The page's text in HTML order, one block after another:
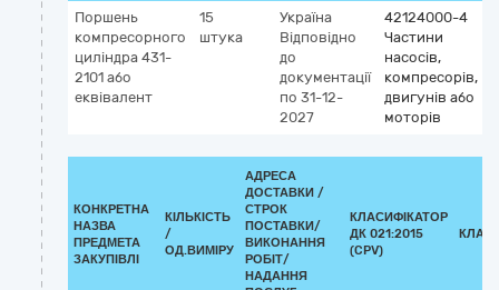
Поршень
компресорного
циліндра 431-
2101 або
еквівалент
15
штука
Україна
Відповідно
до
документації
по 31-12-
2027
42124000-4
Частини
насосів,
компресорів,
двигунів або
моторів
КОНКРЕТНА
НАЗВА
ПРЕДМЕТА
ЗАКУПІВЛІ
КІЛЬКІСТЬ
/
ОД.ВИМІРУ
АДРЕСА
ДОСТАВКИ /
СТРОК
ПОСТАВКИ/
ВИКОНАННЯ
РОБІТ/
НАДАННЯ
КЛАСИФІКАТОР
ДК 021:2015
(CPV)